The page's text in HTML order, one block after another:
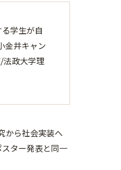
学生が自
金井キャン
法政大学理
から社会実装へ
ター発表と同一